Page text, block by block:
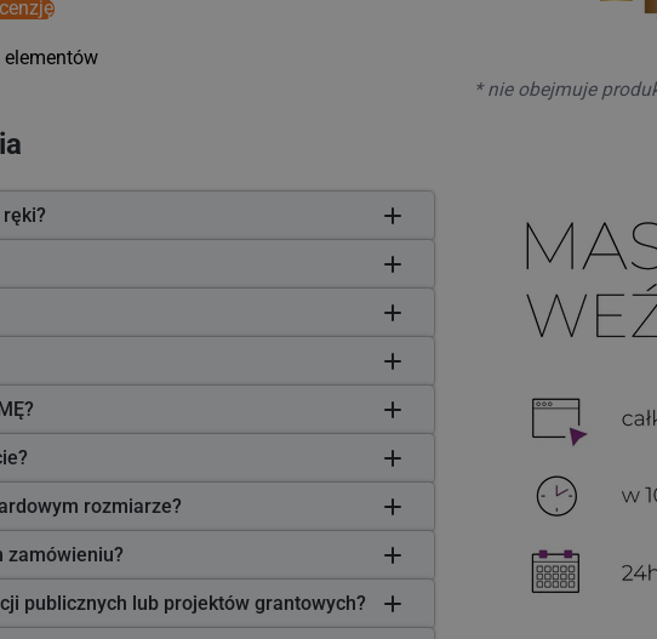
elementów
rozmiarze?
zamówieniu?
publicznych lub projektów grantowych?
* nie obejmuje